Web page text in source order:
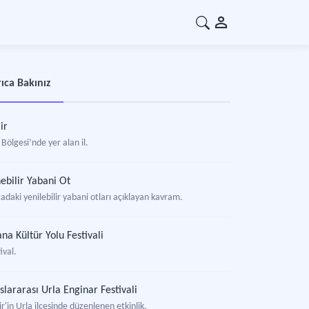
Bakınız
Bölgesi’nde yer alan il.
Yabani Ot
yenilebilir yabani otları açıklayan kavram.
Kültür Yolu Festivali
Urla Enginar Festivali
Urla ilçesinde düzenlenen etkinlik.